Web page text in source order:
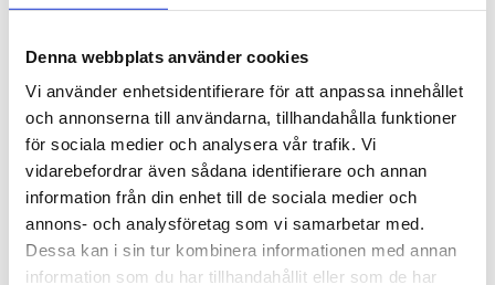
Denna webbplats använder cookies
Vi använder enhetsidentifierare för att anpassa innehållet
och annonserna till användarna, tillhandahålla funktioner
för sociala medier och analysera vår trafik. Vi
vidarebefordrar även sådana identifierare och annan
information från din enhet till de sociala medier och
annons- och analysföretag som vi samarbetar med.
Dessa kan i sin tur kombinera informationen med annan
information som du har tillhandahållit eller som de har
direct route called line 79. There is a new direct route
between Ersboda and Umedalen via Västerslätt's
industrial area.
You have the opportunity to travel by bus free of
charge for 30 days and at the same time become an
important cog in our improvement work with bus
traffic in Umeå.